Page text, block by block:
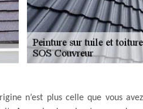
n’est plus celle que vous